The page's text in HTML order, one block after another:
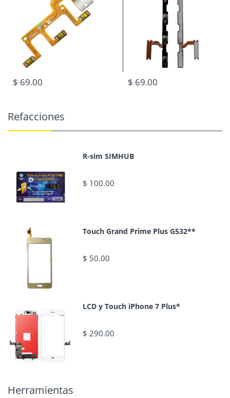
$ 69.00 $ 69.00
Refacciones
R-sim SIMHUB
$ 100.00
Touch Grand Prime Plus G532**
$ 50.00
LCD y Touch iPhone 7 Plus*
$ 290.00
Herramientas